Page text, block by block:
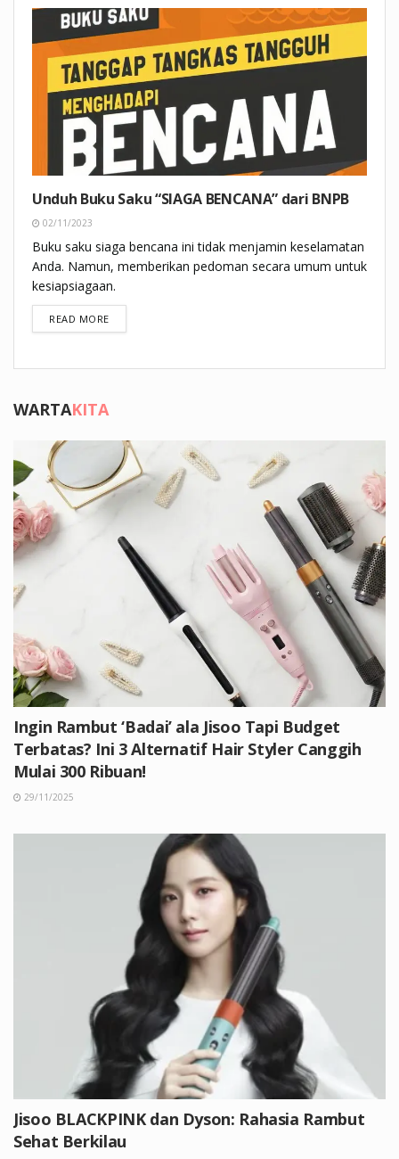
Unduh Buku Saku “SIAGA BENCANA” dari BNPB
02/11/2023
Buku saku siaga bencana ini tidak menjamin keselamatan
Anda. Namun, memberikan pedoman secara umum untuk
kesiapsiagaan.
READ MOREDETAILS
WARTAKITA
Ingin Rambut ‘Badai’ ala Jisoo Tapi Budget
Terbatas? Ini 3 Alternatif Hair Styler Canggih
Mulai 300 Ribuan!
29/11/2025
Jisoo BLACKPINK dan Dyson: Rahasia Rambut
Sehat Berkilau